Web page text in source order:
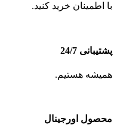
با اطمینان خرید کنید.
پشتیبانی 24/7
همیشه هستیم.
محصول اورجینال